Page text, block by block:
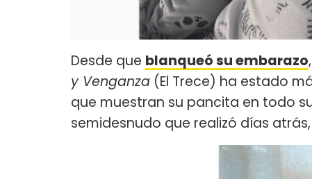
Desde que blanqueó su embarazo
y Venganza (El Trece) ha estado
que muestran su pancita en todo
semidesnudo que realizó días